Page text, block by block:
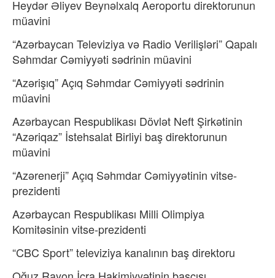
Heydər Əliyev Beynəlxalq Aeroportu direktorunun
müavini
“Azərbaycan Televiziya və Radio Verilişləri” Qapalı
Səhmdar Cəmiyyəti sədrinin müavini
“Azərişıq” Açıq Səhmdar Cəmiyyəti sədrinin
müavini
Azərbaycan Respublikası Dövlət Neft Şirkətinin
“Azəriqaz” İstehsalat Birliyi baş direktorunun
müavini
“Azərenerji” Açıq Səhmdar Cəmiyyətinin vitse-
prezidenti
Azərbaycan Respublikası Milli Olimpiya
Komitəsinin vitse-prezidenti
“CBC Sport” televiziya kanalının baş direktoru